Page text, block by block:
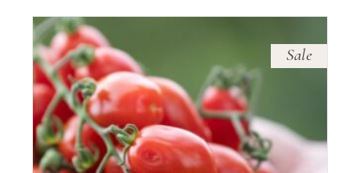
Sale